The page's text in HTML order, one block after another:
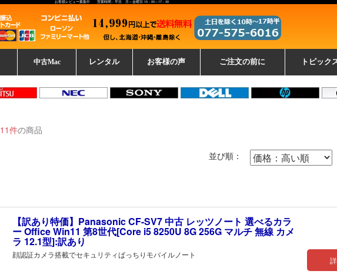
お客様レビュー募集中 営業時間：平日 月～金曜日 10：00～17：30
中古Mac レンタル お客様の声 ご注文の前に トピック
11件の商品
並び順：
【訳あり特価】Panasonic CF-SV7 中古 レッツノート 選べるカラ
ー Office Win11 第8世代[Core i5 8250U 8G 256G マルチ 無線 カメ
ラ 12.1型]:訳あり
顔認証カメラ搭載でセキュリティばっちりモバイルノート